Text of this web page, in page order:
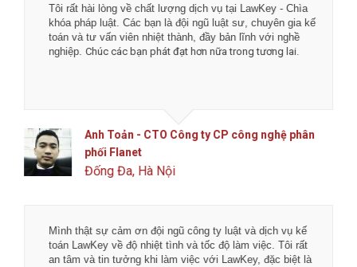
Tôi rất hài lòng về chất lượng dịch vụ tại LawKey - Chìa
khóa pháp luật. Các bạn là đội ngũ luật sư, chuyên gia kế
toán và tư vấn viên nhiệt thành, đầy bản lĩnh với nghề
nghiệp.Chúc các bạn phát đạt hơn nữa trong tương lai.
Anh Toản - CTO Công ty CP công nghệ phân
phối Flanet
Đống Đa, Hà Nội
Mình thật sự cảm ơn đội ngũ công ty luật và dịch vụ kế
toán LawKey về độ nhiệt tình và tốc độ làm việc. Tôi rất
an tâm và tin tưởng khi làm việc với LawKey, đặc biệt là